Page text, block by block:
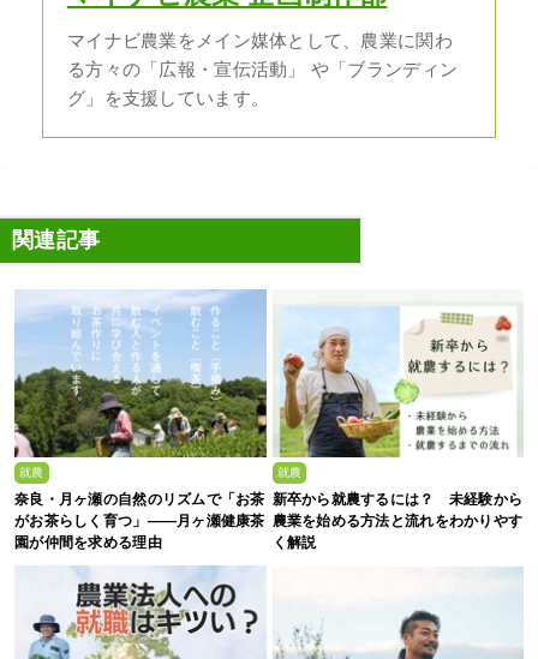
マイナビ農業をメイン媒体として、農業に関わ
る方々の「広報・宣伝活動」 や「ブランディン
グ」を支援しています。
関連記事
就農
奈良・月ヶ瀬の自然のリズムで「お茶
がお茶らしく育つ」――月ヶ瀬健康茶
園が仲間を求める理由
就農
新卒から就農するには？ 未経験から
農業を始める方法と流れをわかりやす
く解説